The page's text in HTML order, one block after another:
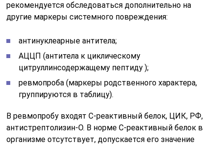
рекомендуется обследоваться дополнительно на
другие маркеры системного повреждения:
антинуклеарные антитела;
АЦЦП (антитела к циклическому
цитруллинсодержащему пептиду );
ревмопроба (маркеры родственного характера,
группируются в таблицу).
В ревмопробу входят С-реактивный белок, ЦИК, РФ,
антистрептолизин-О. В норме С-реактивный белок в
организме отсутствует, допускается его значение